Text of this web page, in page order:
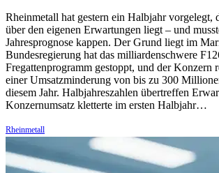
Rheinmetall hat gestern ein Halbjahr vorgelegt,
über den eigenen Erwartungen liegt – und
Jahresprognose kappen. Der Grund liegt im
Bundesregierung hat das milliardenschwere
Fregattenprogramm gestoppt, und der Konzern
einer Umsatzminderung von bis zu 300
diesem Jahr. Halbjahreszahlen übertreffen
Konzernumsatz kletterte im ersten Halbjahr…
Rheinmetall